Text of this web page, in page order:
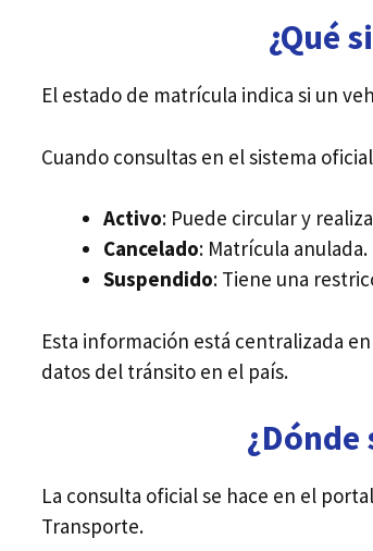
¿Qué
El estado de matrícula indica si un
Cuando consultas en el sistema
Activo: Puede circular y
Cancelado: Matrícula anulada.
Suspendido: Tiene una
Esta información está centralizada
datos del tránsito en el país.
La consulta oficial se hace en el
Transporte.